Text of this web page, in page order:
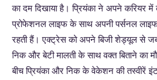
का दम दिखाया है। प्रियंका ने अपने करियर में
प्रोफेशनल लाइफ के साथ अपनी पर्सनल लाइफ
रहती हैं। एक्ट्रेस को अपने बिजी शेड्यूल से जब
निक और बेटी मालती के साथ वक्त बिताने का
बीच प्रियंका और निक के वेकेशन की तस्वीरें